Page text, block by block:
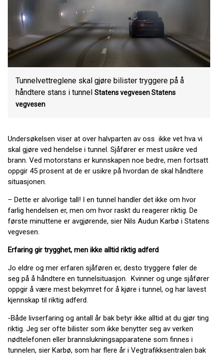
Tunnelvettreglene skal gjøre bilister tryggere på å
håndtere stans i tunnel Statens vegvesenStatens
vegvesen
Undersøkelsen viser at over halvparten av oss ikke vet hva vi
skal gjøre ved hendelse i tunnel. Sjåfører er mest usikre ved
brann. Ved motorstans er kunnskapen noe bedre, men fortsatt
oppgir 45 prosent at de er usikre på hvordan de skal håndtere
situasjonen.
– Dette er alvorlige tall! I en tunnel handler det ikke om hvor
farlig hendelsen er, men om hvor raskt du reagerer riktig. De
første minuttene er avgjørende, sier Nils Audun Karbø i Statens
vegvesen.
Erfaring gir trygghet, men ikke alltid riktig adferd
Jo eldre og mer erfaren sjåføren er, desto tryggere føler de
seg på å håndtere en tunnelsituasjon. Kvinner og unge sjåfører
oppgir å være mest bekymret for å kjøre i tunnel, og har lavest
kjennskap til riktig adferd.
-Både livserfaring og antall år bak betyr ikke alltid at du gjør ting
riktig. Jeg ser ofte bilister som ikke benytter seg av verken
nødtelefonen eller brannslukningsapparatene som finnes i
tunnelen, sier Karbø, som har flere år i Vegtrafikksentralen bak